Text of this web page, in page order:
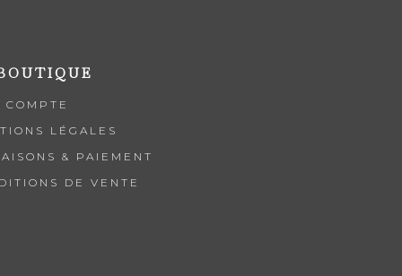
COMPTE
LÉGALES
& PAIEMENT
DE VENTE